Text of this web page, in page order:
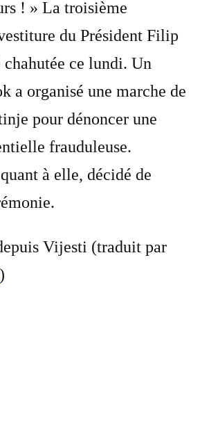
! » La troisième
du Président Filip
ce lundi. Un
a organisé une marche de
pour dénoncer une
frauduleuse.
à elle, décidé de
Vijesti (traduit par
)